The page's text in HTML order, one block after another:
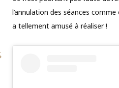
l’annulation des séances
a tellement amusé à réaliser !